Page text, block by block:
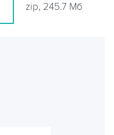
zip, 245.7 Мб